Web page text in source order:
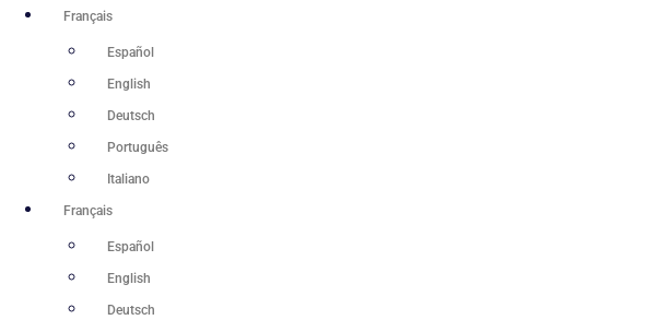
Aller
Français
Español
English
Deutsch
Português
Italiano
Français
Español
English
Deutsch